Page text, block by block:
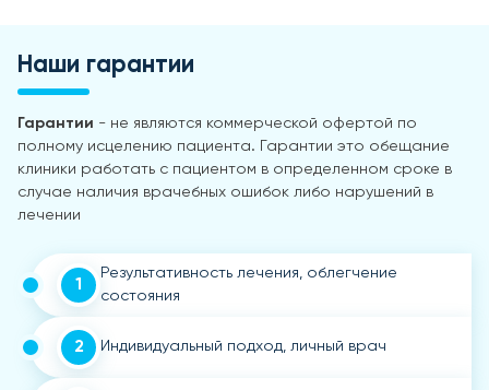
Наши гарантии
Гарантии - не являются коммерческой офертой по
полному исцелению пациента. Гарантии это обещание
клиники работать с пациентом в определенном сроке в
случае наличия врачебных ошибок либо нарушений в
лечении
1
Результативность лечения, облегчение
состояния
2 Индивидуальный подход, личный врач